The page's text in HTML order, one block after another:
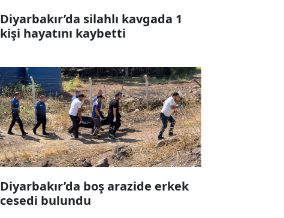
Diyarbakır’da silahlı kavgada 1
kişi hayatını kaybetti
Diyarbakır’da boş arazide erkek
cesedi bulundu